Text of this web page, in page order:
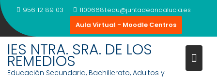
Saltar
al
contenido
956 12 89 03
11006681.edu@juntadeandalucia.es
Aula Virtual - Moodle Centros
IES NTRA. SRA. DE LOS
REMEDIOS
Educación Secundaria, Bachillerato, Adultos y